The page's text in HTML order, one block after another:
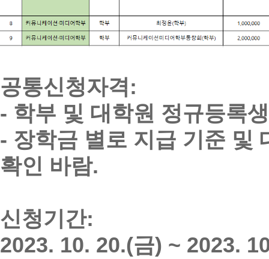
공통신청자격:
- 학부 및 대학원 정규등록
- 장학금 별로 지급 기준 및
확인 바람.
신청기간:
2023. 10. 20.(금) ~ 2023.